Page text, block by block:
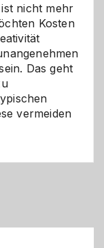
nicht mehr
Kosten
Das geht
vermeiden